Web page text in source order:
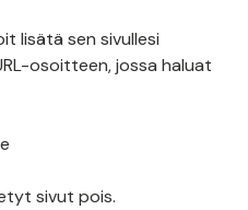
lisätä sen sivullesi
osoitteen, jossa haluat
sivut pois.